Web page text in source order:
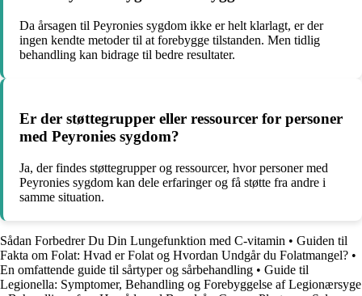
Da årsagen til Peyronies sygdom ikke er helt klarlagt, er der
ingen kendte metoder til at forebygge tilstanden. Men tidlig
behandling kan bidrage til bedre resultater.
Er der støttegrupper eller ressourcer for personer
med Peyronies sygdom?
Ja, der findes støttegrupper og ressourcer, hvor personer med
Peyronies sygdom kan dele erfaringer og få støtte fra andre i
samme situation.
Sådan Forbedrer Du Din Lungefunktion med C-vitamin • Guiden til
Fakta om Folat: Hvad er Folat og Hvordan Undgår du Folatmangel? •
En omfattende guide til sårtyper og sårbehandling • Guide til
Legionella: Symptomer, Behandling og Forebyggelse af Legionærsyge